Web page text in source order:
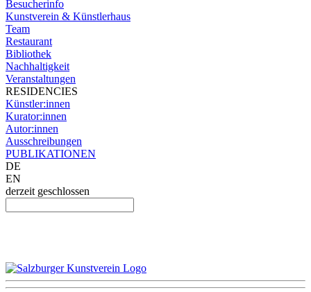
Besucherinfo
Kunstverein & Künstlerhaus
Team
Restaurant
Bibliothek
Nachhaltigkeit
Veranstaltungen
RESIDENCIES
Künstler:innen
Kurator:innen
Autor:innen
Ausschreibungen
PUBLIKATIONEN
DE
EN
derzeit geschlossen